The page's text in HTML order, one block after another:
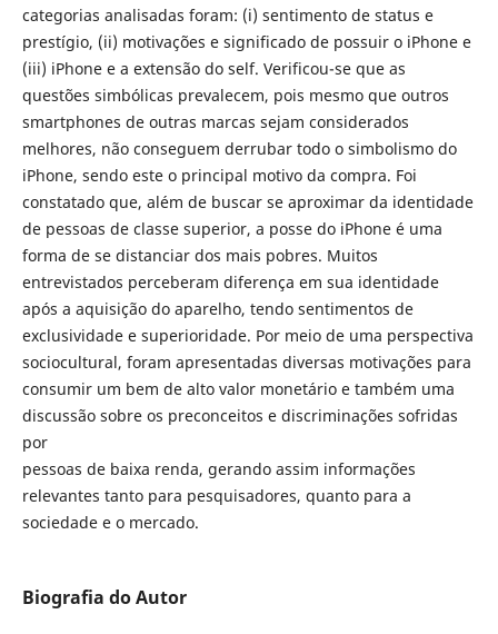
categorias analisadas foram: (i) sentimento de status e
prestígio, (ii) motivações e significado de possuir o iPhone e
(iii) iPhone e a extensão do self. Verificou-se que as
questões simbólicas prevalecem, pois mesmo que outros
smartphones de outras marcas sejam considerados
melhores, não conseguem derrubar todo o simbolismo do
iPhone, sendo este o principal motivo da compra. Foi
constatado que, além de buscar se aproximar da identidade
de pessoas de classe superior, a posse do iPhone é uma
forma de se distanciar dos mais pobres. Muitos
entrevistados perceberam diferença em sua identidade
após a aquisição do aparelho, tendo sentimentos de
exclusividade e superioridade. Por meio de uma perspectiva
sociocultural, foram apresentadas diversas motivações para
consumir um bem de alto valor monetário e também uma
discussão sobre os preconceitos e discriminações sofridas
por
pessoas de baixa renda, gerando assim informações
relevantes tanto para pesquisadores, quanto para a
sociedade e o mercado.
Biografia do Autor